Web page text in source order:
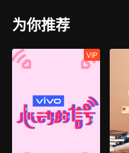
为你推荐
VIP